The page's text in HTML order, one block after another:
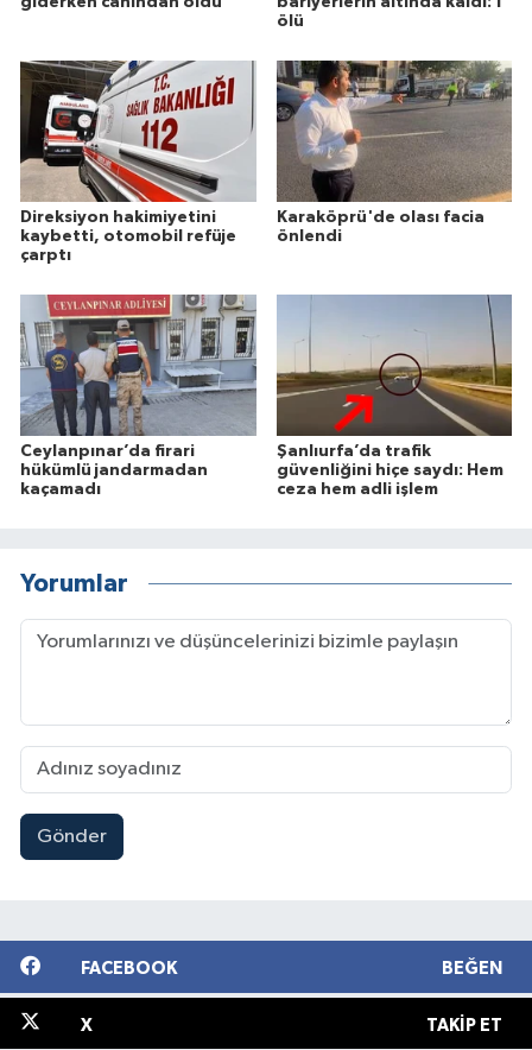
ölü
Direksiyon hakimiyetini
kaybetti, otomobil refüje
çarptı
Karaköprü'de olası facia
önlendi
Ceylanpınar’da firari
hükümlü jandarmadan
kaçamadı
Şanlıurfa’da trafik
güvenliğini hiçe saydı: Hem
ceza hem adli işlem
Yorumlar
Gönder
FACEBOOK BEĞEN
X TAKIP ET